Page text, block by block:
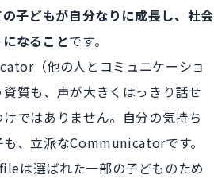
の子どもが自分なりに成長し、社会
なることです。
（他の人とコミュニケーショ
質も、声が大きくはっきり話せ
ではありません。自分の気持ち
、立派なCommunicatorです。
は選ばれた一部の子どものため